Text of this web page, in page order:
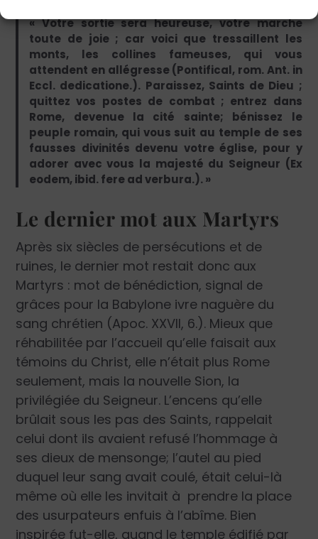
« Votre sortie sera heureuse, votre marche
toute de joie ; car voici que tressaillent les
monts, les collines fameuses, qui vous
attendent en allégresse (Pontifical, rom. Ant. in
Eccl. dedicatione.). Paraissez, Saints de Dieu ;
quittez vos postes de combat ; entrez dans
Rome, devenue la cité sainte; bénissez le
peuple romain, qui vous suit au temple de ses
fausses divinités devenu votre église, pour y
adorer avec vous la majesté du Seigneur (Ex
eodem, ibid. fere ad verbura.). »
Le dernier mot aux Martyrs
Après six siècles de persécutions et de
ruines, le dernier mot restait donc aux
Martyrs : mot de bénédiction, signal de
grâces pour la Babylone ivre naguère du
sang chrétien (Apoc. XXVII, 6.). Mieux que
réhabilitée par l’accueil qu’elle faisait aux
témoins du Christ, elle n’était plus Rome
seulement, mais la nouvelle Sion, la
privilégiée du Seigneur. L’encens qu’elle
brûlait sous les pas des Saints, rappelait
celui dont ils avaient refusé l’hommage à
ses dieux de mensonge; l’autel au pied
duquel leur sang avait coulé, était celui-là
même où elle les invitait à prendre la place
des usurpateurs enfuis à l’abîme. Bien
inspirée fut-elle, quand le temple édifié par